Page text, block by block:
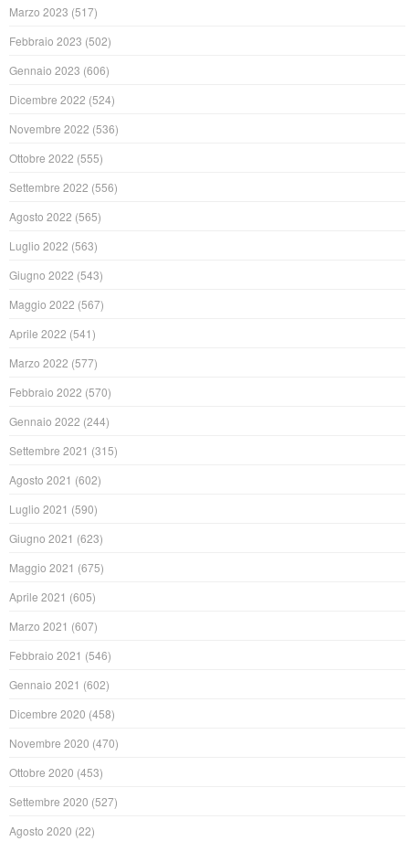
Marzo 2023 (517)
Febbraio 2023 (502)
Gennaio 2023 (606)
Dicembre 2022 (524)
Novembre 2022 (536)
Ottobre 2022 (555)
Settembre 2022 (556)
Agosto 2022 (565)
Luglio 2022 (563)
Giugno 2022 (543)
Maggio 2022 (567)
Aprile 2022 (541)
Marzo 2022 (577)
Febbraio 2022 (570)
Gennaio 2022 (244)
Settembre 2021 (315)
Agosto 2021 (602)
Luglio 2021 (590)
Giugno 2021 (623)
Maggio 2021 (675)
Aprile 2021 (605)
Marzo 2021 (607)
Febbraio 2021 (546)
Gennaio 2021 (602)
Dicembre 2020 (458)
Novembre 2020 (470)
Ottobre 2020 (453)
Settembre 2020 (527)
Agosto 2020 (22)